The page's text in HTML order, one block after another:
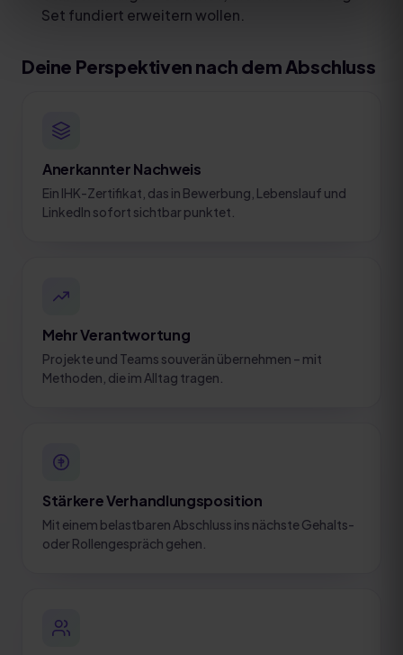
Set fundiert erweitern wollen.
Deine Perspektiven nach dem Abschluss
Anerkannter Nachweis
Ein IHK-Zertifikat, das in Bewerbung, Lebenslauf und
LinkedIn sofort sichtbar punktet.
Mehr Verantwortung
Projekte und Teams souverän übernehmen – mit
Methoden, die im Alltag tragen.
Stärkere Verhandlungsposition
Mit einem belastbaren Abschluss ins nächste Gehalts-
oder Rollengespräch gehen.